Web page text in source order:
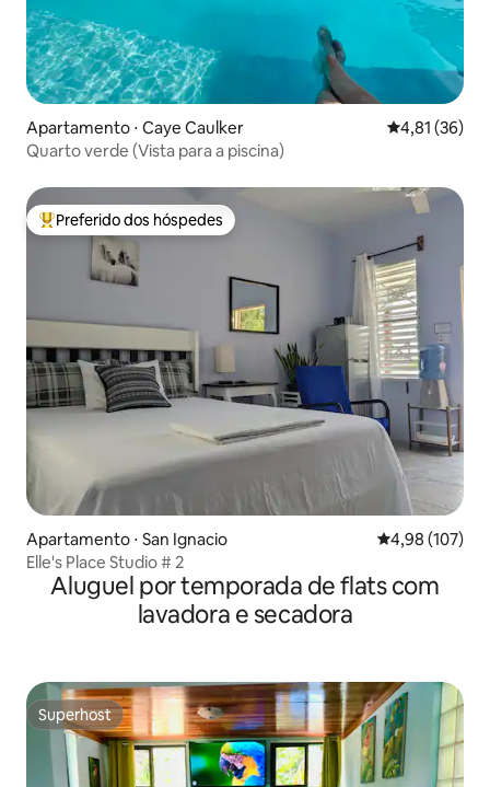
Apartamento ⋅ Caye Caulker 4,81 de uma
4,81 (36)
Quarto verde (Vista para a piscina)
Entre os melhores preferidos dos hóspedes
Preferido dos hóspedes
Apartamento ⋅ San Ignacio 4,98 de uma
4,98 (107)
Elle's Place Studio # 2
Aluguel por temporada de flats com
lavadora e secadora
Superhost
Superhost